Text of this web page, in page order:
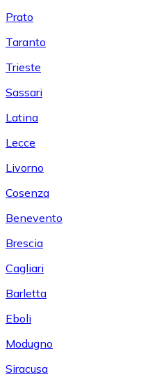
Prato
Taranto
Trieste
Sassari
Latina
Lecce
Livorno
Cosenza
Benevento
Brescia
Cagliari
Barletta
Eboli
Modugno
Siracusa